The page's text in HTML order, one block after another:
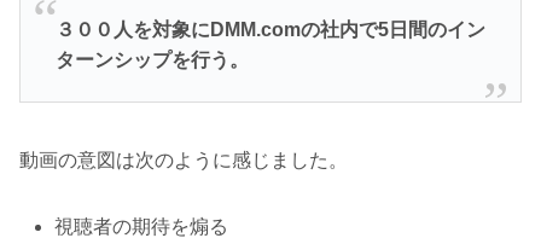
３００人を対象にDMM.comの社内で5日間のイン
ターンシップを行う。
動画の意図は次のように感じました。
視聴者の期待を煽る